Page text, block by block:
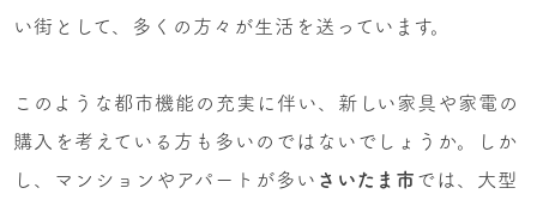
い街として、多くの方々が生活を送っています。
このような都市機能の充実に伴い、新しい家具や家電の
購入を考えている方も多いのではないでしょうか。しか
し、マンションやアパートが多い さいたま市 では、大型